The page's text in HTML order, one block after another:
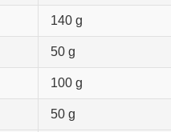
140 g
50 g
100 g
50 g